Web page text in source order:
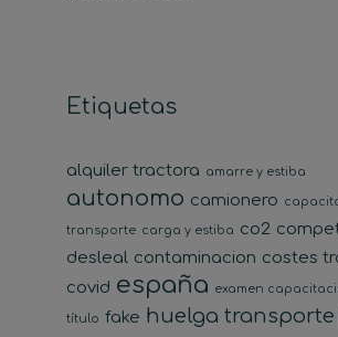
Etiquetas
alquiler tractora amarre y estiba
autonomo camionero
transporte carga y estiba co2
desleal contaminacion costes
covid españa examen
título fake huelga transporte